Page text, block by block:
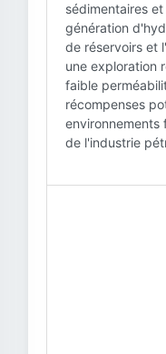
sédimentaires
génération
de réservoirs et
une exploration
faible
récompenses
de l'industrie